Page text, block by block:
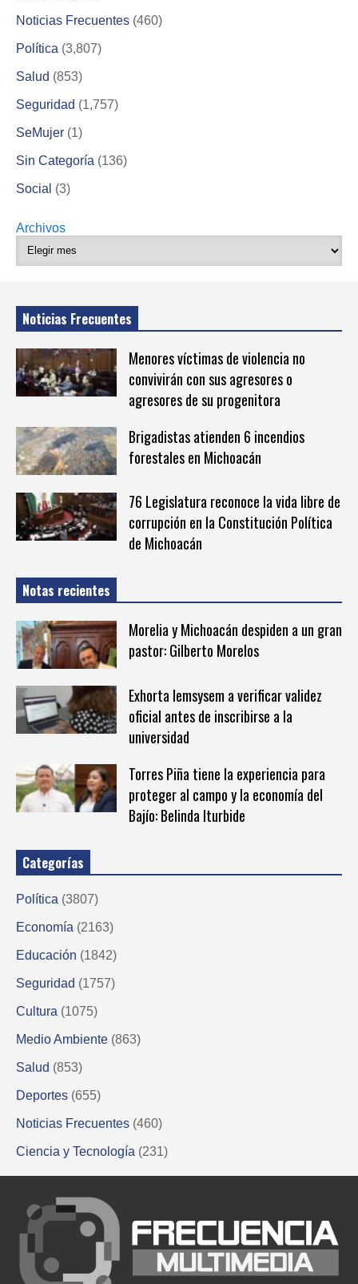
Noticias Frecuentes (460)
Política (3,807)
Salud (853)
Seguridad (1,757)
SeMujer (1)
Sin Categoría (136)
Social (3)
Archivos
Noticias Frecuentes
Menores víctimas de violencia no
convivirán con sus agresores o
agresores de su progenitora
Brigadistas atienden 6 incendios
forestales en Michoacán
76 Legislatura reconoce la vida libre de
corrupción en la Constitución Política
de Michoacán
Notas recientes
Morelia y Michoacán despiden a un gran
pastor: Gilberto Morelos
Exhorta Iemsysem a verificar validez
oficial antes de inscribirse a la
universidad
Torres Piña tiene la experiencia para
proteger al campo y la economía del
Bajío: Belinda Iturbide
Categorías
Política (3807)
Economía (2163)
Educación (1842)
Seguridad (1757)
Cultura (1075)
Medio Ambiente (863)
Salud (853)
Deportes (655)
Noticias Frecuentes (460)
Ciencia y Tecnología (231)